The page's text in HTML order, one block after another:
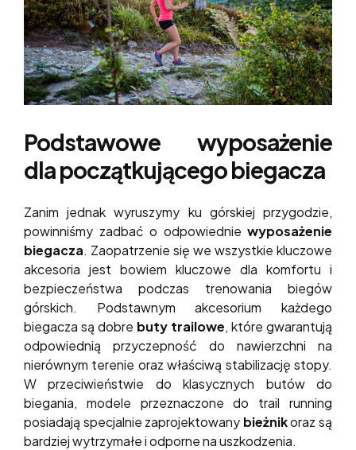
Podstawowe wyposażenie
dla początkującego biegacza
Zanim jednak wyruszymy ku górskiej przygodzie,
powinniśmy zadbać o odpowiednie wyposażenie
biegacza. Zaopatrzenie się we wszystkie kluczowe
akcesoria jest bowiem kluczowe dla komfortu i
bezpieczeństwa podczas trenowania biegów
górskich. Podstawnym akcesorium każdego
biegacza są dobre buty trailowe, które gwarantują
odpowiednią przyczepność do nawierzchni na
nierównym terenie oraz właściwą stabilizację stopy.
W przeciwieństwie do klasycznych butów do
biegania, modele przeznaczone do trail running
posiadają specjalnie zaprojektowany bieżnikoraz są
bardziej wytrzymałe i odporne na uszkodzenia.